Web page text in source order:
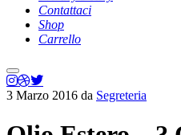
Contattaci
Shop
Carrello
Menu
principale
3 Marzo 2016 da Segreteria